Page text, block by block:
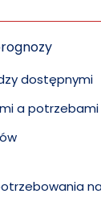
dostępnymi
a potrzebami